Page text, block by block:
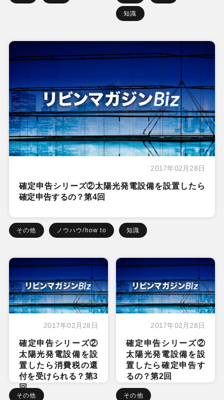
知識
2017年02月28日
確定申告シリーズ②太陽光発電設備を設置したら
確定申告するの？第4回
その他 ノウハウ/how to 知識
2017年02月28日
確定申告シリーズ②
太陽光発電設備を設
置したら消費税の還
付を受けられる？第3
回
その他
2017年02月28日
確定申告シリーズ②
太陽光発電設備を設
置したら確定申告す
るの？第2回
その他